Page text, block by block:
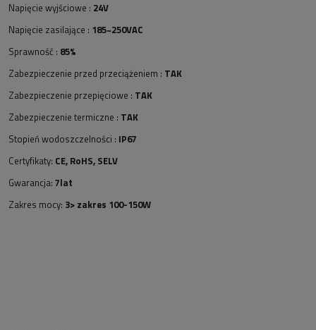
Napięcie wyjściowe : 24V
Napięcie zasilające : 185~250VAC
Sprawność : 85%
Zabezpieczenie przed przeciążeniem : TAK
Zabezpieczenie przepięciowe : TAK
Zabezpieczenie termiczne : TAK
Stopień wodoszczelności : IP67
Certyfikaty: CE, RoHS, SELV
Gwarancja: 7lat
Zakres mocy: 3> zakres 100-150W